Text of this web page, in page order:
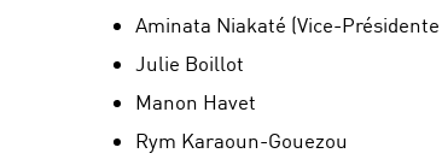
Aminata Niakaté (Vice-
Julie Boillot
Manon Havet
Rym Karaoun-Gouezou